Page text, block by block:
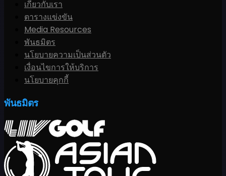
เกี่ยวกับเรา
ตารางแข่งขัน
Media Resources
พันธมิตร
นโยบายความเป็นส่วนตัว
เงื่อนไขการให้บริการ
นโยบายคุกกี้
พันธมิตร